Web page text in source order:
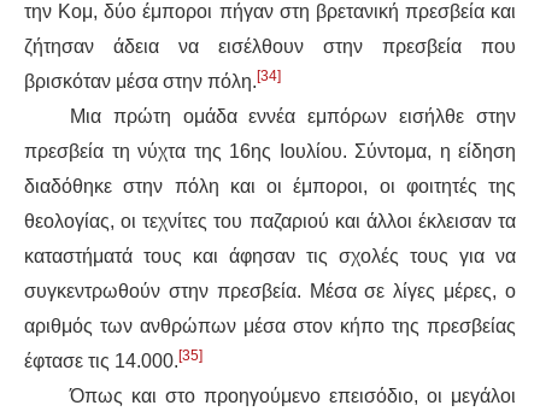
την Κομ, δύο έμποροι πήγαν στη βρετανική πρεσβεία και
ζήτησαν άδεια να εισέλθουν στην πρεσβεία που
βρισκόταν μέσα στην πόλη. [34]
Μια πρώτη ομάδα εννέα εμπόρων εισήλθε στην
πρεσβεία τη νύχτα της 16ης Ιουλίου. Σύντομα, η είδηση
διαδόθηκε στην πόλη και οι έμποροι, οι φοιτητές της
θεολογίας, οι τεχνίτες του παζαριού και άλλοι έκλεισαν τα
καταστήματά τους και άφησαν τις σχολές τους για να
συγκεντρωθούν στην πρεσβεία. Μέσα σε λίγες μέρες, ο
αριθμός των ανθρώπων μέσα στον κήπο της πρεσβείας
έφτασε τις 14.000. [35]
Όπως και στο προηγούμενο επεισόδιο, οι μεγάλοι